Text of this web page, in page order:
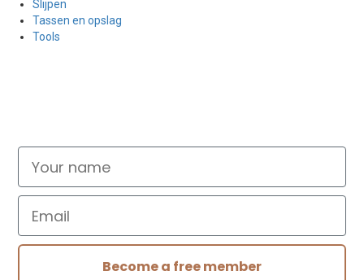
Slijpen
Tassen en opslag
Tools
Your name
Email
Become a free member